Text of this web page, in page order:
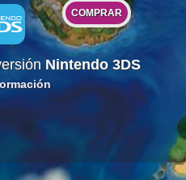
COMPRAR
Nintendo 3DS